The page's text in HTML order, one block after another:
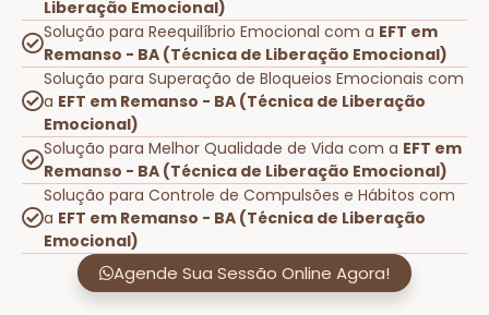
Liberação Emocional)
Solução para Reequilíbrio Emocional com a EFT em
Remanso - BA (Técnica de Liberação Emocional)
Solução para Superação de Bloqueios Emocionais com
a EFT em Remanso - BA (Técnica de Liberação
Emocional)
Solução para Melhor Qualidade de Vida com a EFT em
Remanso - BA (Técnica de Liberação Emocional)
Solução para Controle de Compulsões e Hábitos com
a EFT em Remanso - BA (Técnica de Liberação
Emocional)
Agende Sua Sessão Online Agora!